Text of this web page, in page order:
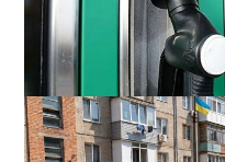
Неприятный сюрприз
снова взлетели цены